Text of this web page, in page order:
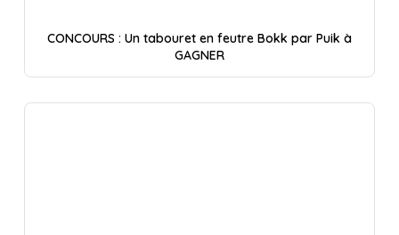
CONCOURS : Un tabouret en feutre Bokk par Puik à
GAGNER